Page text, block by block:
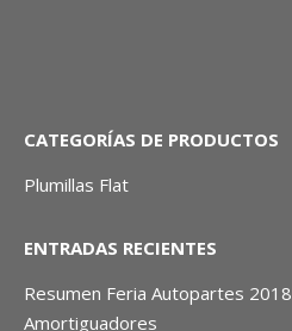
CATEGORÍAS DE PRODUCTOS
Plumillas Flat
ENTRADAS RECIENTES
Resumen Feria Autopartes 2018
Amortiguadores